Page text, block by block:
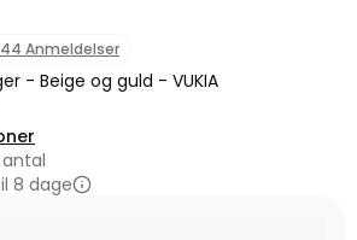
44 Anmeldelser
- Beige og guld - VUKIA
8 dage